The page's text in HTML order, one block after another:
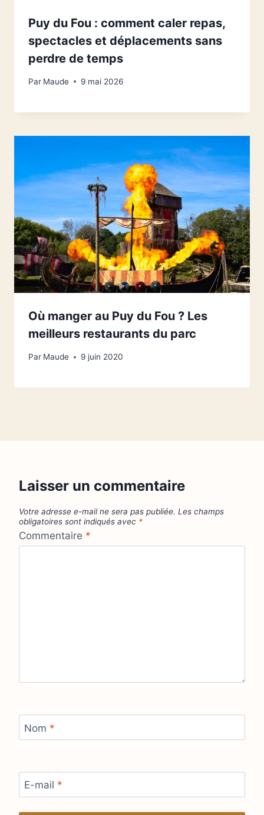
Puy du Fou : comment caler repas,
spectacles et déplacements sans
perdre de temps
Par Maude 9 mai 2026
Où manger au Puy du Fou ? Les
meilleurs restaurants du parc
Par Maude 9 juin 2020
Laisser un commentaire
Votre adresse e-mail ne sera pas publiée. Les champs
obligatoires sont indiqués avec *
Commentaire *
Nom *
E-mail *